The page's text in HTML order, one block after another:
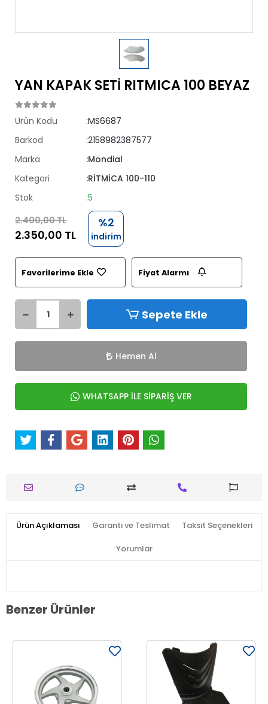
YAN KAPAK SETİ RITMICA 100 BEYAZ
Ürün Kodu
:MS6687
Barkod
:2158982387577
Marka
:Mondial
Kategori
:RİTMİCA 100-110
Stok
:5
2.400,00 TL
2.350,00 TL
%2
indirim
Favorilerime Ekle Fiyat Alarmı
Sepete Ekle
Hemen Al
WHATSAPP İLE SİPARİŞ VER
Ürün Açıklaması Garanti ve Teslimat Taksit Seçenekleri
Yorumlar
Benzer Ürünler